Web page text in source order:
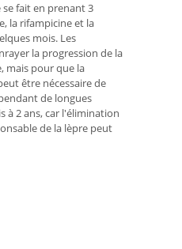
fait en prenant 3
la rifampicine et la
mois. Les
la progression de la
mais pour que la
être nécessaire de
de longues
à 2 ans, car l'élimination
de la lèpre peut